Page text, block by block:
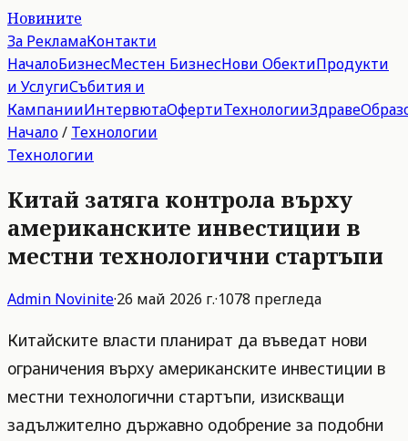
Новините
За РекламаКонтакти
НачалоБизнесМестен БизнесНови ОбектиПродукти
и УслугиСъбития и
КампанииИнтервютаОфертиТехнологииЗдраве
Начало/ Технологии
Технологии
Китай затяга контрола върху
американските инвестиции в
местни технологични стартъпи
Admin Novinite·26 май 2026 г.·1078 прегледа
Китайските власти планират да въведат нови
ограничения върху американските инвестиции в
местни технологични стартъпи, изискващи
задължително държавно одобрение за подобни